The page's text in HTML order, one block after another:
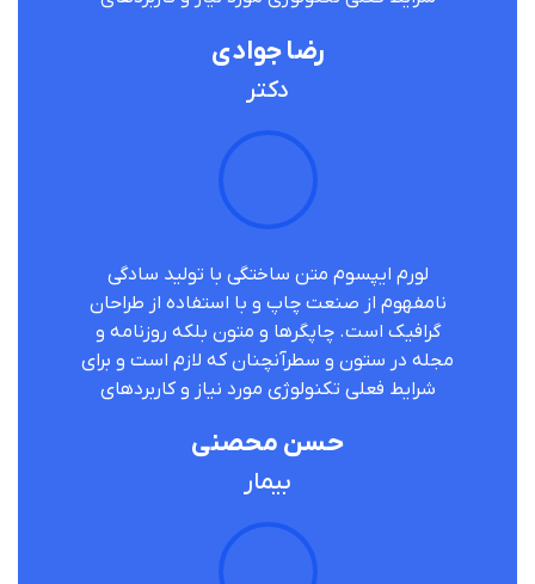
رضا جوادی
دکتر
لورم ایپسوم متن ساختگی با تولید سادگی
نامفهوم از صنعت چاپ و با استفاده از طراحان
گرافیک است. چاپگرها و متون بلکه روزنامه و
مجله در ستون و سطرآنچنان که لازم است و برای
شرایط فعلی تکنولوژی مورد نیاز و کاربردهای
حسن محصنی
بیمار